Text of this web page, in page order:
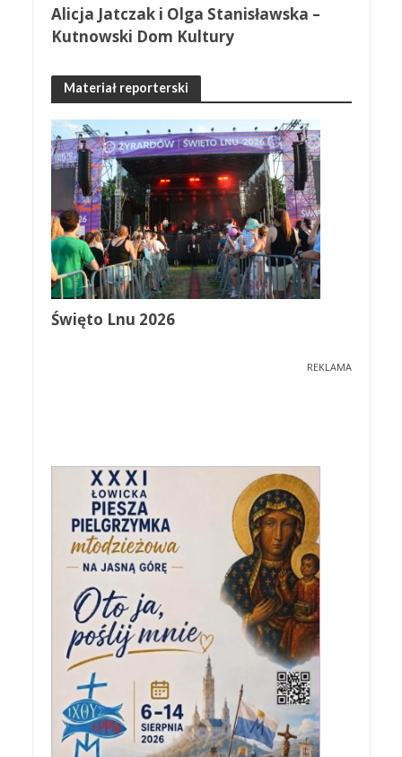
Alicja Jatczak i Olga Stanisławska –
Kutnowski Dom Kultury
Materiał reporterski
Święto Lnu 2026
REKLAMA